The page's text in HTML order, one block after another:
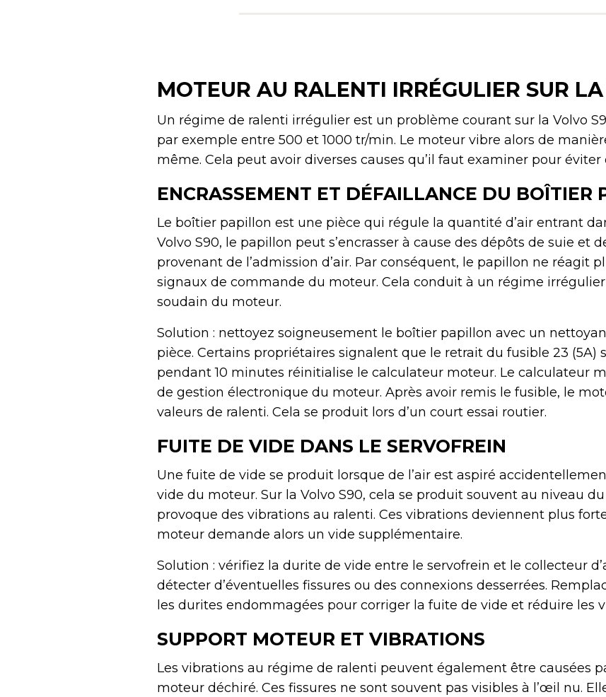
MOTEUR AU RALENTI IRRÉGULIER SUR
Un régime de ralenti irrégulier est un problème courant sur la Volvo
par exemple entre 500 et 1000 tr/min. Le moteur vibre alors de
même. Cela peut avoir diverses causes qu’il faut examiner pour éviter
ENCRASSEMENT ET DÉFAILLANCE DU BOÎTIER
Le boîtier papillon est une pièce qui régule la quantité d’air entrant
Volvo S90, le papillon peut s’encrasser à cause des dépôts de suie et
provenant de l’admission d’air. Par conséquent, le papillon ne réagit
signaux de commande du moteur. Cela conduit à un régime
soudain du moteur.
Solution : nettoyez soigneusement le boîtier papillon avec un
pièce. Certains propriétaires signalent que le retrait du fusible 23 (5A)
pendant 10 minutes réinitialise le calculateur moteur. Le calculateur
de gestion électronique du moteur. Après avoir remis le fusible, le
valeurs de ralenti. Cela se produit lors d’un court essai routier.
FUITE DE VIDE DANS LE SERVOFREIN
Une fuite de vide se produit lorsque de l’air est aspiré
vide du moteur. Sur la Volvo S90, cela se produit souvent au niveau du
provoque des vibrations au ralenti. Ces vibrations deviennent plus
moteur demande alors un vide supplémentaire.
Solution : vérifiez la durite de vide entre le servofrein et le collecteur
détecter d’éventuelles fissures ou des connexions desserrées.
les durites endommagées pour corriger la fuite de vide et réduire les
SUPPORT MOTEUR ET VIBRATIONS
Les vibrations au régime de ralenti peuvent également être causées
moteur déchiré. Ces fissures ne sont souvent pas visibles à l’œil nu.